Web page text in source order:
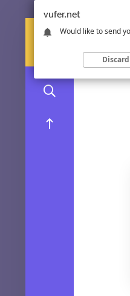
vufer.net
Would like to send
Discard